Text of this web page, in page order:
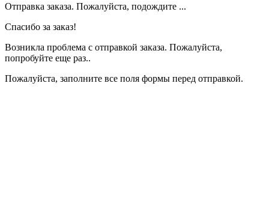
Отправка заказа. Пожалуйста, подождите ...
Спасибо за заказ!
Возникла проблема с отправкой заказа. Пожалуйста,
попробуйте еще раз..
Пожалуйста, заполните все поля формы перед отправкой.